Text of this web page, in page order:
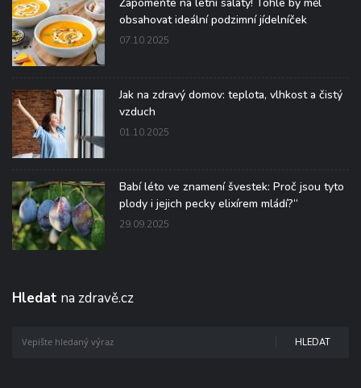
obsahovat ideální podzimní jídelníček
07.10.2025
Jak na zdravý domov: teplota, vlhkost a čistý
vzduch
01.10.2025
Babí léto ve znamení švestek: Proč jsou tyto
plody i jejich pecky elixírem mládí?“
29.09.2025
Hledat na zdravě.cz
HLEDAT